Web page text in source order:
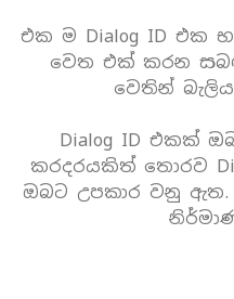
එක ම Dialog ID එක
වෙත එක් කරන
වෙතින්
Dialog ID එකක්
කරදරයකිත් තොරව
ඔබට උපකාර වනු ඇත.